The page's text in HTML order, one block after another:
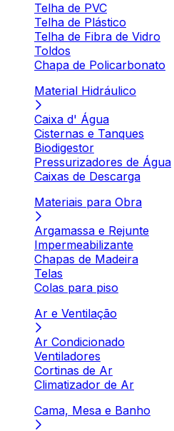
Telha de PVC
Telha de Plástico
Telha de Fibra de Vidro
Toldos
Chapa de Policarbonato
Material Hidráulico
Caixa d' Água
Cisternas e Tanques
Biodigestor
Pressurizadores de Água
Caixas de Descarga
Materiais para Obra
Argamassa e Rejunte
Impermeabilizante
Chapas de Madeira
Telas
Colas para piso
Ar e Ventilação
Ar Condicionado
Ventiladores
Cortinas de Ar
Climatizador de Ar
Cama, Mesa e Banho